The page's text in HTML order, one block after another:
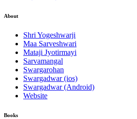
About
Shri Yogeshwarji
Maa Sarveshwari
Mataji Jyotirmayi
Sarvamangal
Swargarohan
Swargadwar (ios)
Swargadwar (Android)
Website
Books